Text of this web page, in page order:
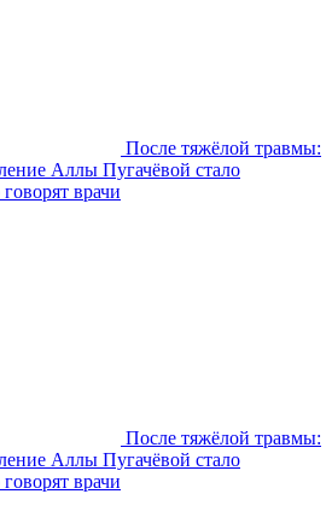
После тяжёлой травмы:
Аллы Пугачёвой стало
врачи
После тяжёлой травмы:
Аллы Пугачёвой стало
врачи